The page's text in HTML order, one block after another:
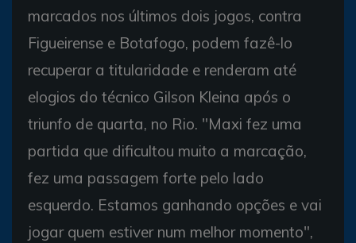
marcados nos últimos dois jogos, contra
Figueirense e Botafogo, podem fazê-lo
recuperar a titularidade e renderam até
elogios do técnico Gilson Kleina após o
triunfo de quarta, no Rio. "Maxi fez uma
partida que dificultou muito a marcação,
fez uma passagem forte pelo lado
esquerdo. Estamos ganhando opções e vai
jogar quem estiver num melhor momento",